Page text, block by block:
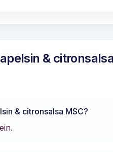
&
& citronsalsa MSC?